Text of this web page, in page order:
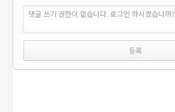
댓글 쓰기 권한이 없습니다. 로그인 하시겠습니까?